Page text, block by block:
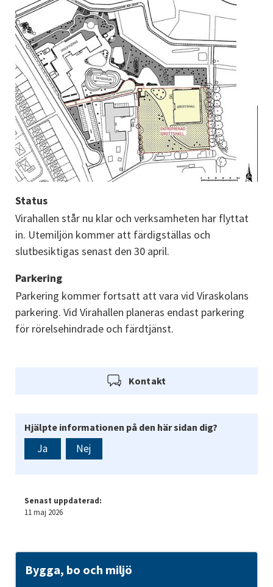
Status
Virahallen står nu klar och verksamheten har flyttat
in. Utemiljön kommer att färdigställas och
slutbesiktigas senast den 30 april.
Parkering
Parkering kommer fortsatt att vara vid Viraskolans
parkering. Vid Virahallen planeras endast parkering
för rörelsehindrade och färdtjänst.
Kontakt
Hjälpte informationen på den här sidan dig?
Ja Nej
Senast uppdaterad:
11 maj 2026
Bygga, bo och miljö